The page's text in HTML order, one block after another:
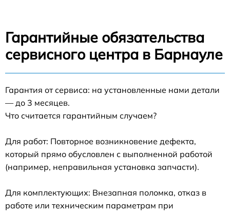
Гарантийные обязательства
сервисного центра в Барнауле
Гарантия от сервиса: на установленные нами детали
— до 3 месяцев.
Что считается гарантийным случаем?
Для работ: Повторное возникновение дефекта,
который прямо обусловлен с выполненной работой
(например, неправильная установка запчасти).
Для комплектующих: Внезапная поломка, отказ в
работе или техническим параметрам при